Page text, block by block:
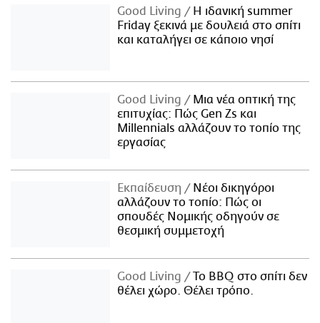
Good Living
Η ιδανική summer
Friday ξεκινά με δουλειά στο σπίτι
και καταλήγει σε κάποιο νησί
Good Living
Μια νέα οπτική της
επιτυχίας: Πώς Gen Zs και
Millennials αλλάζουν το τοπίο της
εργασίας
Εκπαίδευση
Νέοι δικηγόροι
αλλάζουν το τοπίο: Πώς οι
σπουδές Νομικής οδηγούν σε
θεσμική συμμετοχή
Good Living
Το BBQ στο σπίτι δεν
θέλει χώρο. Θέλει τρόπο.